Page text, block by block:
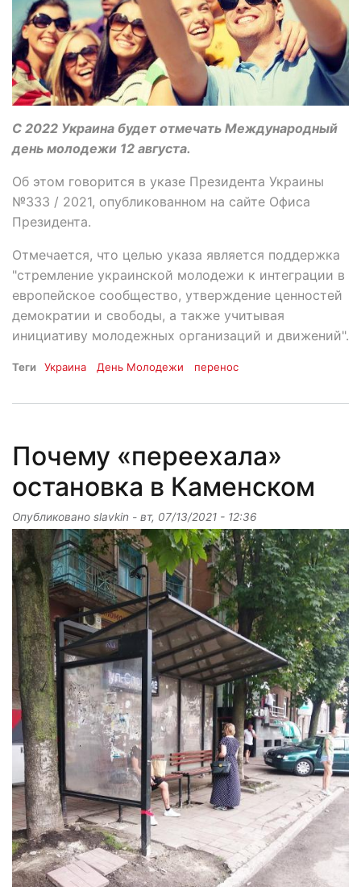
С 2022 Украина будет отмечать Международный
день молодежи 12 августа.
Об этом говорится в указе Президента Украины
№333 / 2021, опубликованном на сайте Офиса
Президента.
Отмечается, что целью указа является поддержка
"стремление украинской молодежи к интеграции в
европейское сообщество, утверждение ценностей
демократии и свободы, а также учитывая
инициативу молодежных организаций и движений".
Теги Украина День Молодежи перенос
Почему «переехала»
остановка в Каменском
Опубликовано slavkin - вт, 07/13/2021 - 12:36